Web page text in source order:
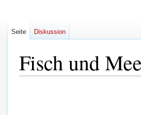
Fisch und
Seite Diskussion